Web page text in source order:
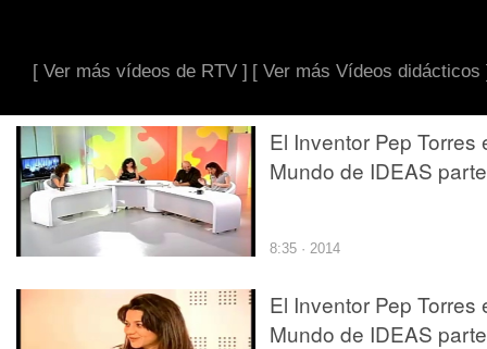
[ Ver más vídeos de RTV ] [ Ver más Vídeos didácticos
El Inventor Pep Torres
Mundo de IDEAS
8:35 · 2014
El Inventor Pep Torres
Mundo de IDEAS